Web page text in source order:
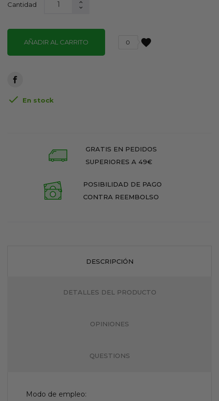
Cantidad
AÑADIR AL CARRITO favorite
0
 En stock
GRATIS EN PEDIDOS
SUPERIORES A 49€
POSIBILIDAD DE PAGO
CONTRA REEMBOLSO
DESCRIPCIÓN
DETALLES DEL PRODUCTO
OPINIONES
QUESTIONS
Modo de empleo: